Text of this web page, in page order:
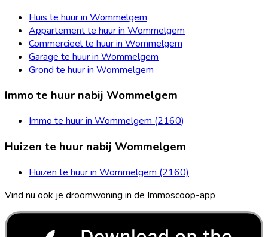
Huis te huur in Wommelgem
Appartement te huur in Wommelgem
Commercieel te huur in Wommelgem
Garage te huur in Wommelgem
Grond te huur in Wommelgem
Immo te huur nabij Wommelgem
Immo te huur in Wommelgem (2160)
Huizen te huur nabij Wommelgem
Huizen te huur in Wommelgem (2160)
Vind nu ook je droomwoning in de Immoscoop-app